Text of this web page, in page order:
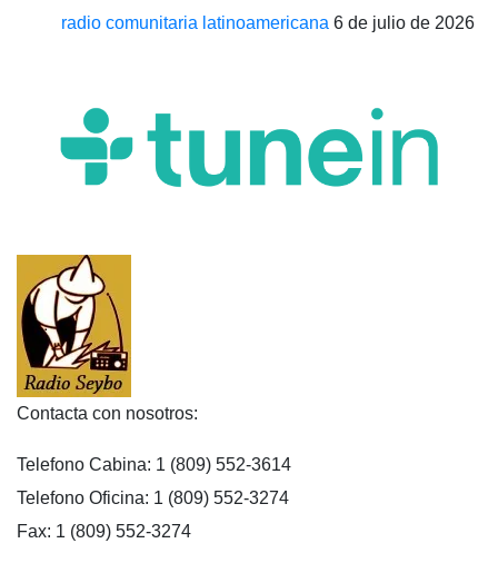
radio comunitaria latinoamericana 6 de julio de 2026
Contacta con nosotros:
Telefono Cabina: 1 (809) 552-3614
Telefono Oficina: 1 (809) 552-3274
Fax: 1 (809) 552-3274